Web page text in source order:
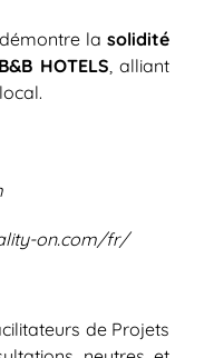
démontre lasolidité
HOTELS, alliant
on.com/fr/
de Projets